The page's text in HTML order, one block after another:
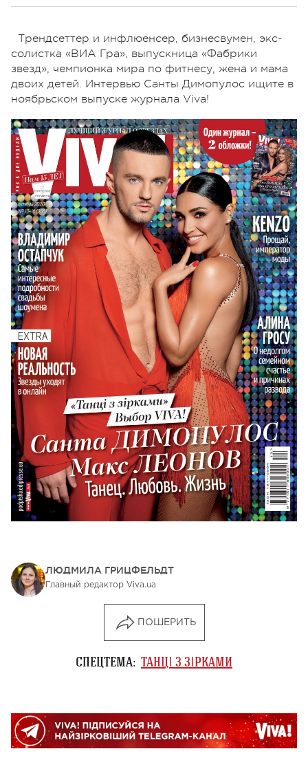
Трендсеттер и инфлюенсер, бизнесвумен, экс-
солистка «ВИА Гра», выпускница «Фабрики
звезд», чемпионка мира по фитнесу, жена и мама
двоих детей. Интервью Санты Димопулос ищите в
ноябрьском выпуске журнала Viva!
ЛЮДМИЛА ГРИЦФЕЛЬДТ
Главный редактор Viva.ua
ПОШЕРИТЬ
СПЕЦТЕМА: ТАНЦІ З ЗІРКАМИ